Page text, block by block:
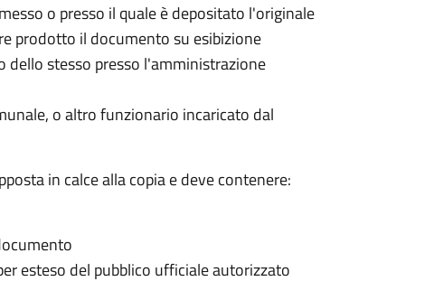
o presso il quale è depositato l'originale
prodotto il documento su esibizione
dello stesso presso l'amministrazione
o altro funzionario incaricato dal
in calce alla copia e deve contenere:
esteso del pubblico ufficiale autorizzato